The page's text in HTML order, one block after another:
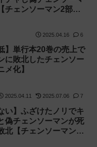
チェンソーマン2部
2025.04.16 6
】単行本20巻の売上で
に敗北したチェンソー
メ化】
2025.04.11 2025.07.06 7
い】ふざけたノリでキ
偽チェンソーマンが死
北【チェンソーマン2